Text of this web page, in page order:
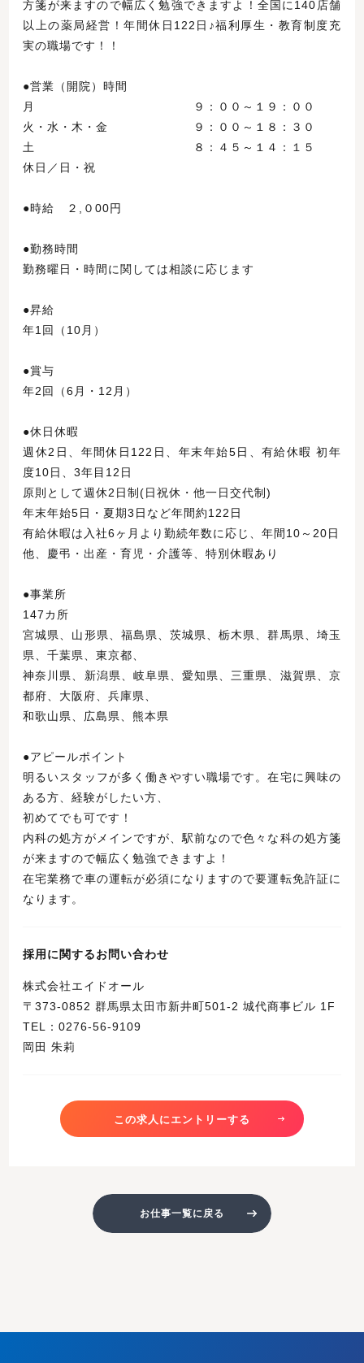
方箋が来ますので幅広く勉強できますよ！全国に140店舗
以上の薬局経営！年間休日122日♪福利厚生・教育制度充
実の職場です！！
●営業（開院）時間
月 ９：００～１９：００
火・水・木・金 ９：００～１８：３０
土 ８：４５～１４：１５
休日／日・祝
●時給 ２,０00円
●勤務時間
勤務曜日・時間に関しては相談に応じます
●昇給
年1回（10月）
●賞与
年2回（6月・12月）
●休日休暇
週休2日、年間休日122日、年末年始5日、有給休暇 初年
度10日、3年目12日
原則として週休2日制(日祝休・他一日交代制)
年末年始5日・夏期3日など年間約122日
有給休暇は入社6ヶ月より勤続年数に応じ、年間10～20日
他、慶弔・出産・育児・介護等、特別休暇あり
●事業所
147カ所
宮城県、山形県、福島県、茨城県、栃木県、群馬県、埼玉
県、千葉県、東京都、
神奈川県、新潟県、岐阜県、愛知県、三重県、滋賀県、京
都府、大阪府、兵庫県、
和歌山県、広島県、熊本県
●アピールポイント
明るいスタッフが多く働きやすい職場です。在宅に興味の
ある方、経験がしたい方、
初めてでも可です！
内科の処方がメインですが、駅前なので色々な科の処方箋
が来ますので幅広く勉強できますよ！
在宅業務で車の運転が必須になりますので要運転免許証に
なります。
採用に関するお問い合わせ
株式会社エイドオール
〒373-0852 群馬県太田市新井町501-2 城代商事ビル 1F
TEL：0276-56-9109
岡田 朱莉
この求人にエントリーする
お仕事一覧に戻る